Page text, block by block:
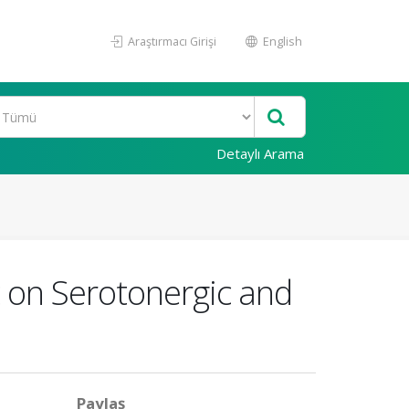
Araştırmacı Girişi English
Detaylı Arama
Serotonergic and
Paylaş